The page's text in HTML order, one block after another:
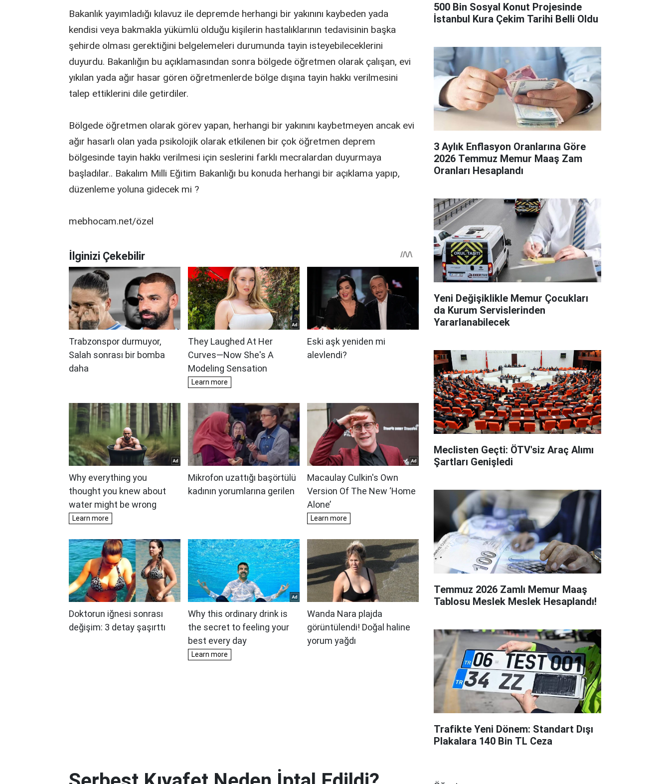
Bakanlık yayımladığı kılavuz ile depremde herhangi bir yakınını kaybeden yada
kendisi veya bakmakla yükümlü olduğu kişilerin hastalıklarının tedavisinin başka
şehirde olması gerektiğini belgelemeleri durumunda tayin isteyebileceklerini
duyurdu. Bakanlığın bu açıklamasından sonra bölgede öğretmen olarak çalışan, evi
yıkılan yada ağır hasar gören öğretmenlerde bölge dışına tayin hakkı verilmesini
talep ettiklerini dile getirdiler.
Bölgede öğretmen olarak görev yapan, herhangi bir yakınını kaybetmeyen ancak evi
ağır hasarlı olan yada psikolojik olarak etkilenen bir çok öğretmen deprem
bölgesinde tayin hakkı verilmesi için seslerini farklı mecralardan duyurmaya
başladılar.. Bakalım Milli Eğitim Bakanlığı bu konuda herhangi bir açıklama yapıp,
düzenleme yoluna gidecek mi ?
mebhocam.net/özel
500 Bin Sosyal Konut Projesinde
İstanbul Kura Çekim Tarihi Belli Oldu
3 Aylık Enflasyon Oranlarına Göre
2026 Temmuz Memur Maaş Zam
Oranları Hesaplandı
Yeni Değişiklikle Memur Çocukları
da Kurum Servislerinden
Yararlanabilecek
Meclisten Geçti: ÖTV'siz Araç Alımı
Şartları Genişledi
Temmuz 2026 Zamlı Memur Maaş
Tablosu Meslek Meslek Hesaplandı!
Trafikte Yeni Dönem: Standart Dışı
Plakalara 140 Bin TL Ceza